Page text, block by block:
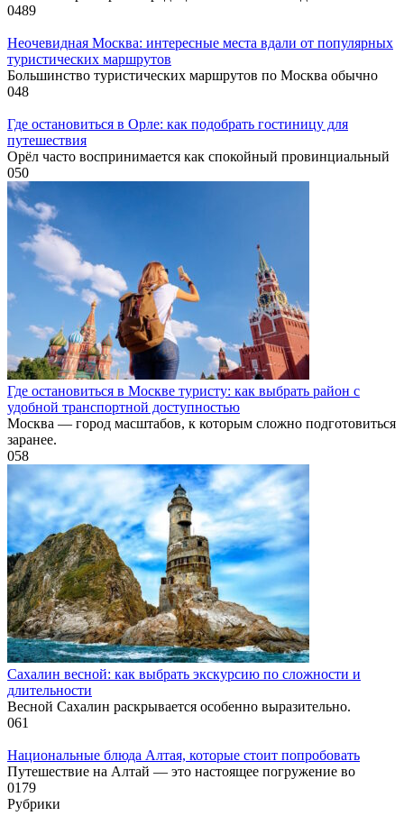
0489
Неочевидная Москва: интересные места вдали от популярных
туристических маршрутов
Большинство туристических маршрутов по Москва обычно
048
Где остановиться в Орле: как подобрать гостиницу для
путешествия
Орёл часто воспринимается как спокойный провинциальный
050
Где остановиться в Москве туристу: как выбрать район с
удобной транспортной доступностью
Москва — город масштабов, к которым сложно подготовиться
заранее.
058
Сахалин весной: как выбрать экскурсию по сложности и
длительности
Весной Сахалин раскрывается особенно выразительно.
061
Национальные блюда Алтая, которые стоит попробовать
Путешествие на Алтай — это настоящее погружение во
0179
Рубрики